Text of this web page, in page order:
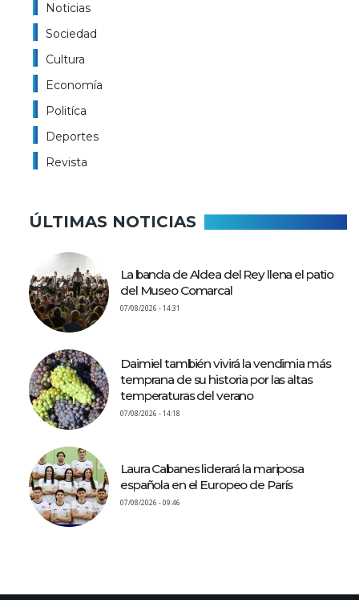
Noticias
Sociedad
Cultura
Economía
Politíca
Deportes
Revista
ÚLTIMAS NOTICIAS
La banda de Aldea del Rey llena el patio
del Museo Comarcal
07/08/2026 - 14:31
Daimiel también vivirá la vendimia más
temprana de su historia por las altas
temperaturas del verano
07/08/2026 - 14:18
Laura Cabanes liderará la mariposa
española en el Europeo de París
07/08/2026 - 09:46